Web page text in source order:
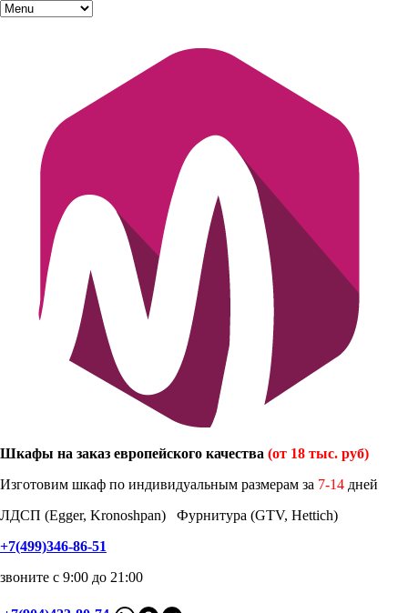
Шкафы на заказ европейского качества (от 18 тыс. руб)
Изготовим шкаф по индивидуальным размерам за 7-14 дней
ЛДСП (Egger, Kronoshpan) Фурнитура (GTV, Hettich)
+7(499)346-86-51
звоните с 9:00 до 21:00